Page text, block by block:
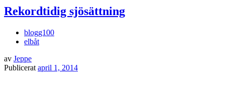
Rekordtidig sjösättning
blogg100
elbåt
av Jeppe
Publicerat april 1, 2014